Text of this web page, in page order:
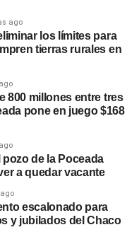
también será
ya que una
puede favorecer
hídricos pueden
problemas
de
en Chaco se realizan
y mantenimiento de
ago
los límites para
tierras rurales en
800 millones entre tres
pone en juego $168
de la Poceada
a quedar vacante
escalonado para
y jubilados del Chaco